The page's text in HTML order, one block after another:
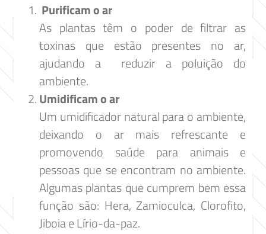
Purificam o ar
As plantas têm o poder de filtrar as
toxinas que estão presentes no ar,
ajudando a reduzir a poluição do
ambiente.
Umidificam o ar
Um umidificador natural para o ambiente,
deixando o ar mais refrescante e
promovendo saúde para animais e
pessoas que se encontram no ambiente.
Algumas plantas que cumprem bem essa
função são: Hera, Zamioculca, Clorofito,
Jiboia e Lírio-da-paz.